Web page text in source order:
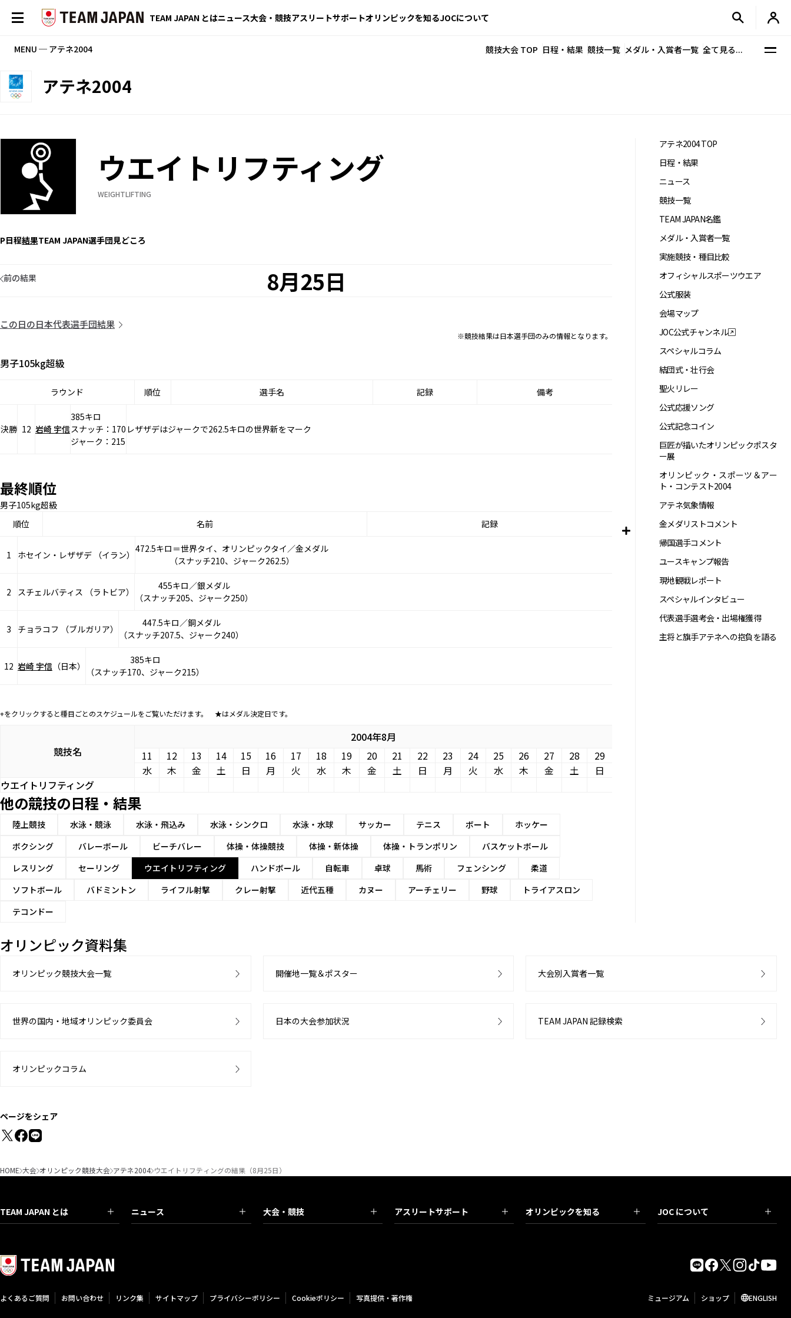
TEAM JAPAN とはニュース大会・競技アスリートサポートオリンピックを知るJOCについて
MENU ─ アテネ2004 競技大会 TOP 日程・結果 競技一覧 メダル・入賞者一覧 全て見る...
アテネ2004
ウエイトリフティング
WEIGHTLIFTING
日程結果TEAM JAPAN選手団見どころ
8月25日
前の結果
この日の日本代表選手団結果
※競技結果は日本選手団のみの情報となります。
男子105kg超級
ラウンド 順位 選手名 記録 備考
決勝 12 岩崎 宇信
385キロ
スナッチ：170
ジャーク：215
レザザデはジャークで262.5キロの世界新をマーク
最終順位
男子105kg超級
順位
名前 記録
1 ホセイン・レザザデ （イラン）
472.5キロ＝世界タイ、オリンピックタイ／金メダル
（スナッチ210、ジャーク262.5）
2 スチェルバティス （ラトビア）
455キロ／銀メダル
（スナッチ205、ジャーク250）
3 チョラコフ （ブルガリア）
447.5キロ／銅メダル
（スナッチ207.5、ジャーク240）
12 岩崎 宇信 （日本）
385キロ
（スナッチ170、ジャーク215）
+をクリックすると種目ごとのスケジュールをご覧いただけます。 ★はメダル決定日です。
競技名
2004年8月
11
12 13 14 15 16 17 18 19 20 21 22 23 24 25 26 27 28
29
水
木 金 土 日 月 火 水 木 金 土 日 月 火 水 木 金 土
日
ウエイトリフティング
他の競技の日程・結果
陸上競技 水泳・競泳 水泳・飛込み 水泳・シンクロ 水泳・水球 サッカー テニス ボート
ホッケー
ボクシング
バレーボール ビーチバレー 体操・体操競技 体操・新体操 体操・トランポリン
バスケットボール
レスリング
セーリング ウエイトリフティング ハンドボール 自転車 卓球 馬術 フェンシング
柔道
ソフトボール
バドミントン ライフル射撃 クレー射撃 近代五種 カヌー アーチェリー 野球
トライアスロン
テコンドー
アテネ2004 TOP
日程・結果
ニュース
競技一覧
TEAM JAPAN名鑑
メダル・入賞者一覧
実施競技・種目比較
オフィシャルスポーツウエア
公式服装
会場マップ
JOC公式チャンネル
スペシャルコラム
結団式・壮行会
聖火リレー
公式応援ソング
公式記念コイン
巨匠が描いたオリンピックポスタ
ー展
オリンピック・スポーツ＆アー
ト・コンテスト2004
アテネ気象情報
金メダリストコメント
帰国選手コメント
ユースキャンプ報告
現地観戦レポート
スペシャルインタビュー
代表選手選考会・出場権獲得
主将と旗手アテネへの抱負を語る
オリンピック資料集
オリンピック競技大会一覧 開催地一覧＆ポスター 大会別入賞者一覧
世界の国内・地域オリンピック委員会 日本の大会参加状況 TEAM JAPAN 記録検索
オリンピックコラム
ページをシェア
HOME 大会 オリンピック競技大会 アテネ2004 ウエイトリフティングの結果（8月25日）
TEAM JAPAN とは ニュース 大会・競技 アスリートサポート オリンピックを知る JOC について
よくあるご質問 お問い合わせ リンク集 サイトマップ プライバシーポリシー Cookieポリシー 写真提供・著作権 ミュージアム ショップ ENGLISH